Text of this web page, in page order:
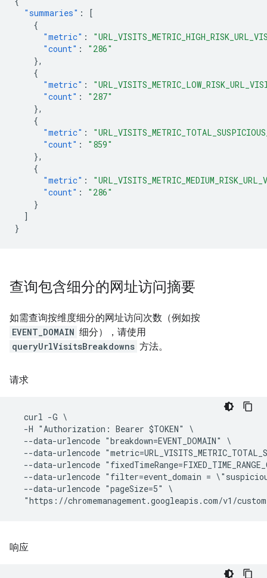
"summaries" :
[
{
"metric" :
"count" :
"286"
},
{
"metric" :
"count" :
"287"
},
{
"metric" :
"count" :
"859"
},
{
"metric" :
"count" :
"286"
}
]
}
查询包含细分的网址访问摘要
如需查询按维度细分的网址访问次数（例如按
EVENT_DOMAIN 细分），请使用
queryUrlVisitsBreakdowns 方法。
请求
  curl -G \
  -H "Authorization: Bearer $TOKEN" \
  --data-urlencode "breakdown=EVENT_DOMAIN" \
--data-urlencode
--data-urlencode
--data-urlencode "filter=event_domain =
  --data-urlencode "pageSize=5" \
响应